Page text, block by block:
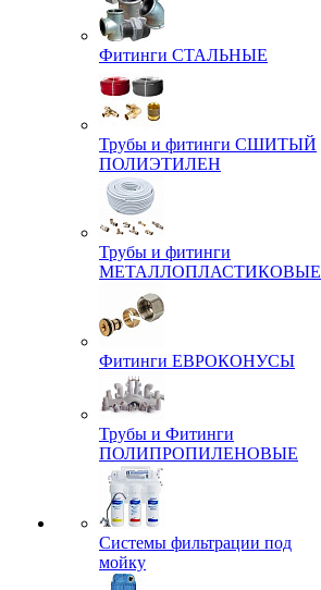
Фитинги СТАЛЬНЫЕ
Трубы и фитинги СШИТЫЙ
ПОЛИЭТИЛЕН
Трубы и фитинги
МЕТАЛЛОПЛАСТИКОВЫЕ
Фитинги ЕВРОКОНУСЫ
Трубы и Фитинги
ПОЛИПРОПИЛЕНОВЫЕ
Системы фильтрации под
мойку